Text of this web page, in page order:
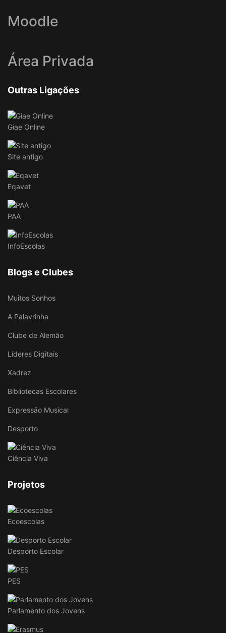
Moodle
Área Privada
Outras Ligações
Giae Online
Site antigo
Eqavet
PAA
InfoEscolas
Blogs e Clubes
Muitos Sonhos
A Palavrinha
Clube de Alemão
Líderes Digitais
Xadrez
Bibliotecas Escolares
Expressão Musical
Desporto
Ciência Viva
Projetos
Ecoescolas
Desporto Escolar
PES
Parlamento dos Jovens